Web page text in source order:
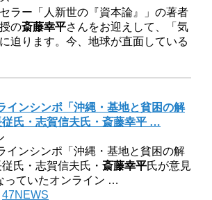
ラー「人新世の『資本論』」の著者
の斎藤幸平さんをお迎えして、「気
迫ります。今、地球が直面している
インシンポ「沖縄・基地と貧困の解
従氏・志賀信夫氏・斎藤幸平 …
インシンポ「沖縄・基地と貧困の解
氏・志賀信夫氏・斎藤幸平氏が意見
っていたオンライン …
47NEWS